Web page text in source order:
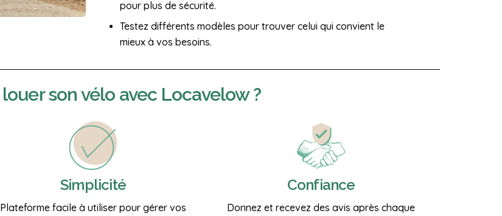
pour plus de sécurité.
Testez différents modèles pour trouver celui qui convient le
mieux à vos besoins.
louer son vélo avec Locavelow ?
Simplicité
Plateforme facile à utiliser pour gérer vos
Confiance
Donnez et recevez des avis après chaque